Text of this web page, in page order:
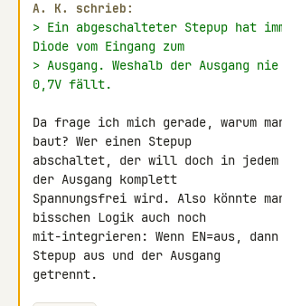
A. K. schrieb:
> Ein abgeschalteter Stepup hat
Diode vom Eingang zum
> Ausgang. Weshalb der Ausgang
0,7V fällt.
Da frage ich mich gerade, warum
baut? Wer einen Stepup
abschaltet, der will doch in
der Ausgang komplett
Spannungsfrei wird. Also könnte
bisschen Logik auch noch
mit-integrieren: Wenn EN=aus,
Stepup aus und der Ausgang
getrennt.